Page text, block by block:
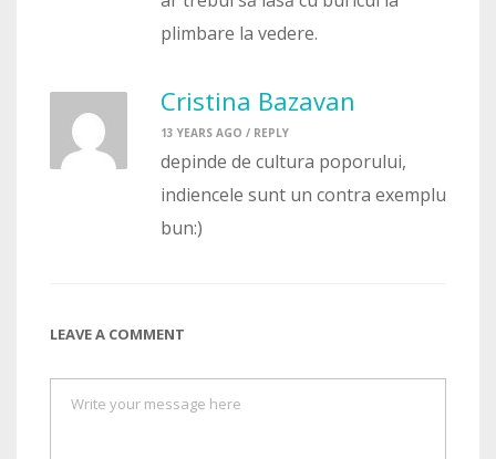
plimbare la vedere.
Cristina Bazavan
13 YEARS AGO / REPLY
depinde de cultura poporului,
indiencele sunt un contra exemplu
bun:)
LEAVE A COMMENT